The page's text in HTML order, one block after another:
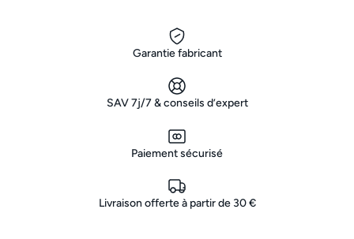
Garantie fabricant
SAV 7j/7 & conseils d’expert
Paiement sécurisé
Livraison offerte à partir de 30 €